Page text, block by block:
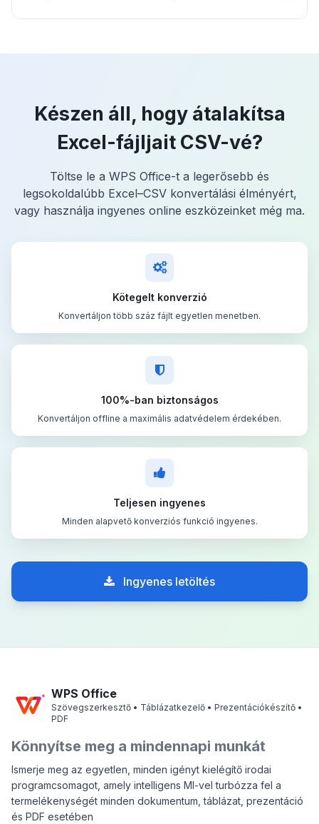
Készen áll, hogy átalakítsa
Excel-fájljait CSV-vé?
Töltse le a WPS Office-t a legerősebb és
legsokoldalúbb Excel–CSV konvertálási élményért,
vagy használja ingyenes online eszközeinket még ma.
Kötegelt konverzió
Konvertáljon több száz fájlt egyetlen menetben.
100%-ban biztonságos
Konvertáljon offline a maximális adatvédelem érdekében.
Teljesen ingyenes
Minden alapvető konverziós funkció ingyenes.
Ingyenes letöltés
WPS Office
Szövegszerkesztő • Táblázatkezelő • Prezentációkészítő •
PDF
Könnyítse meg a mindennapi munkát
Ismerje meg az egyetlen, minden igényt kielégítő irodai
programcsomagot, amely intelligens MI-vel turbózza fel a
termelékenységét minden dokumentum, táblázat, prezentáció
és PDF esetében